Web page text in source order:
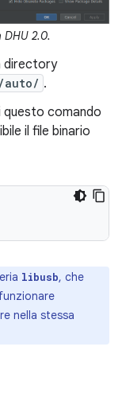
2.0.
directory
auto/ .
questo comando
il file binario
libusb, che
nella stessa